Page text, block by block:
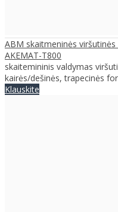
ABM skaitmeninės
AKEMAT-T800
skaitemininis valdymas
kairės/dešinės, trapecinės
Klauskite